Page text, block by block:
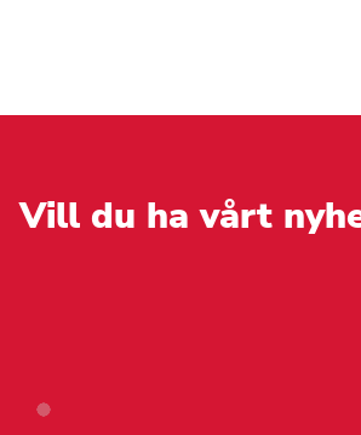
olika
på
Vill du ha vårt